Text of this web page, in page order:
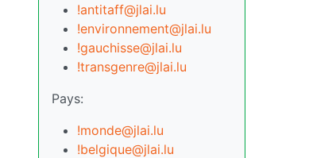
!antitaff@jlai.lu
!environnement@jlai.lu
!gauchisse@jlai.lu
!transgenre@jlai.lu
Pays:
!monde@jlai.lu
!belgique@jlai.lu